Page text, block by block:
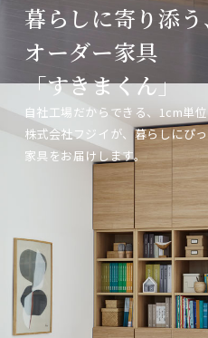
暮らしに寄り添う
オーダー家具
「すきまくん」
自社工場だからできる、1cm単
株式会社フジイが、暮らしにぴ
家具をお届けします。
暮らしに寄り添う
オーダー家具
「すきまくん」
自社工場だからできる、1cm単
株式会社フジイが、暮らしにぴ
家具をお届けします。
暮らしに寄り添う
オーダー家具
「すきまくん」
自社工場だからできる、1cm単
株式会社フジイが、暮らしにぴ
家具をお届けします。